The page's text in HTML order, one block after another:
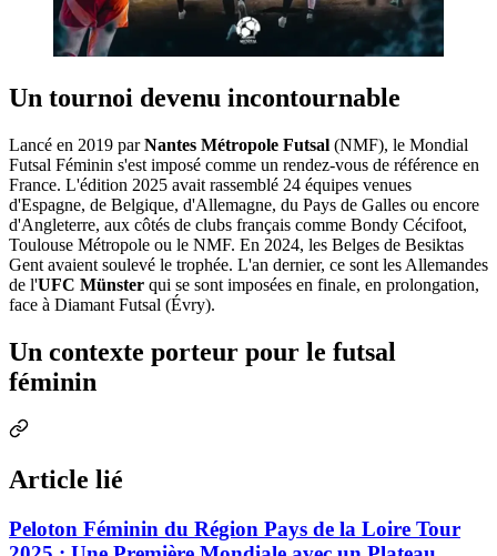
Un tournoi devenu incontournable
Lancé en 2019 parNantes Métropole Futsal (NMF), le Mondial
Futsal Féminin s'est imposé comme un rendez-vous de référence en
France. L'édition 2025 avait rassemblé 24 équipes venues
d'Espagne, de Belgique, d'Allemagne, du Pays de Galles ou encore
d'Angleterre, aux côtés de clubs français comme Bondy Cécifoot,
Toulouse Métropole ou le NMF. En 2024, les Belges de Besiktas
Gent avaient soulevé le trophée. L'an dernier, ce sont les Allemandes
de l'UFC Münster qui se sont imposées en finale, en prolongation,
face à Diamant Futsal (Évry).
Un contexte porteur pour le futsal
féminin
Article lié
Peloton Féminin du Région Pays de la Loire Tour